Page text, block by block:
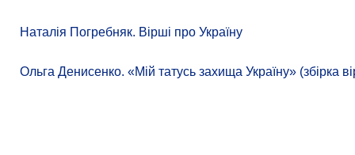
Наталія Погребняк. Вірші про Україну
Ольга Денисенко. «Мій татусь захища Україну» (збірка